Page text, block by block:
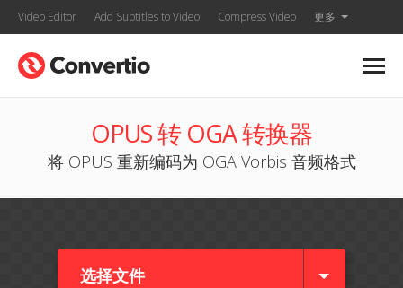
Video Editor Add Subtitles to Video Compress Video 更多
OPUS 转 OGA 转换器
将 OPUS 重新编码为 OGA Vorbis 音频格式
选择文件